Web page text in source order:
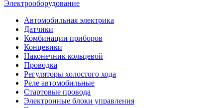
Электрооборудование
Автомобильная электрика
Датчики
Комбинации приборов
Концевики
Наконечник кольцевой
Проводка
Регуляторы холостого хода
Реле автомобильные
Стартовые провода
Электронные блоки управления